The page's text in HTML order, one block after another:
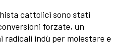
cattolici sono stati
forzate, un
radicali indù per molestare e